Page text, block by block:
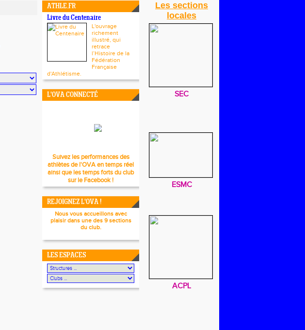
ATHLE.FR
Livre du Centenaire
L'ouvrage
richement
illustré, qui
retrace
l’Histoire de la
Fédération
Française
d'Athlétisme.
L'OVA CONNECTÉ
Suivez les performances des
athlètes de l'OVA en temps réel
ainsi que les temps forts du club
sur le Facebook !
REJOIGNEZ L'OVA !
Nous vous accueillons avec
plaisir dans une des 9 sections
du club.
LES ESPACES
Les sections
locales
SEC
ESMC
ACPL